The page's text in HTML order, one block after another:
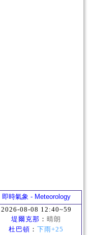
即時氣象 - Meteorology
2026-08-08 12:40~59
堤爾克那 ： 晴朗
杜巴頓 ： 下雨+25